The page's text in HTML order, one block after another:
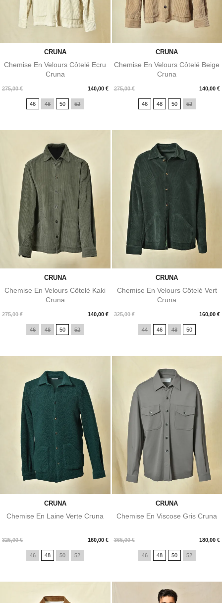
CRUNA
Chemise En Velours Côtelé Ecru
Cruna
275,00 € 140,00 €
Prix
46 48 50 52
CRUNA
Chemise En Velours Côtelé Beige
Cruna
275,00 € 140,00 €
Prix
46 48 50 52
CRUNA
Chemise En Velours Côtelé Kaki
Cruna
275,00 € 140,00 €
Prix
46 48 50 52
CRUNA
Chemise En Velours Côtelé Vert
Cruna
325,00 € 160,00 €
Prix
44 46 48 50
CRUNA
Chemise En Laine Verte Cruna
325,00 € 160,00 €
Prix
46 48 50 52
CRUNA
Chemise En Viscose Gris Cruna
365,00 € 180,00 €
Prix
46 48 50 52